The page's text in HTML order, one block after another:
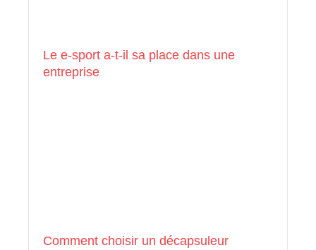
Le e-sport a-t-il sa place dans une
entreprise
Comment choisir un décapsuleur